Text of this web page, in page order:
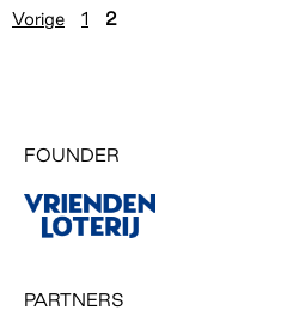
Berichten paginering
Vorige 1 2
FOUNDER
PARTNERS